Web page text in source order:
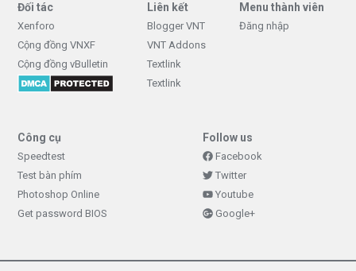
Đối tác
Xenforo
Cộng đồng VNXF
Cộng đồng vBulletin
Liên kết
Blogger VNT
VNT Addons
Textlink
Textlink
Menu thành viên
Đăng nhập
Công cụ
Speedtest
Test bàn phím
Photoshop Online
Get password BIOS
Follow us
Facebook
Twitter
Youtube
Google+